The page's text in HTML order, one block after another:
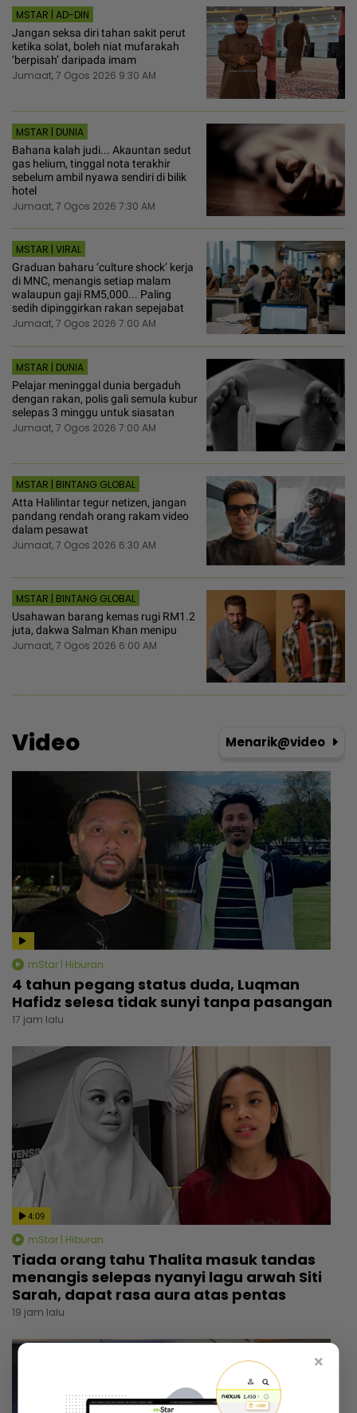
MSTAR | AD-DIN
Jangan seksa diri tahan sakit perut
ketika solat, boleh niat mufarakah
‘berpisah’ daripada imam
Jumaat, 7 Ogos 2026 9:30 AM
MSTAR | DUNIA
Bahana kalah judi... Akauntan sedut
gas helium, tinggal nota terakhir
sebelum ambil nyawa sendiri di bilik
hotel
Jumaat, 7 Ogos 2026 7:30 AM
MSTAR | VIRAL
Graduan baharu ‘culture shock’ kerja
di MNC, menangis setiap malam
walaupun gaji RM5,000... Paling
sedih dipinggirkan rakan sepejabat
Jumaat, 7 Ogos 2026 7:00 AM
MSTAR | DUNIA
Pelajar meninggal dunia bergaduh
dengan rakan, polis gali semula kubur
selepas 3 minggu untuk siasatan
Jumaat, 7 Ogos 2026 7:00 AM
MSTAR | BINTANG GLOBAL
Atta Halilintar tegur netizen, jangan
pandang rendah orang rakam video
dalam pesawat
Jumaat, 7 Ogos 2026 6:30 AM
MSTAR | BINTANG GLOBAL
Usahawan barang kemas rugi RM1.2
juta, dakwa Salman Khan menipu
Jumaat, 7 Ogos 2026 6:00 AM
Video Menarik@video
mStar | Hiburan
4 tahun pegang status duda, Luqman
Hafidz selesa tidak sunyi tanpa pasangan
17 jam lalu
4:09
mStar | Hiburan
Tiada orang tahu Thalita masuk tandas
menangis selepas nyanyi lagu arwah Siti
Sarah, dapat rasa aura atas pentas
19 jam lalu
×